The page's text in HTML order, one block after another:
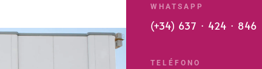
WHATSAPP
(+34) 637 · 424 · 846
TELÉFONO